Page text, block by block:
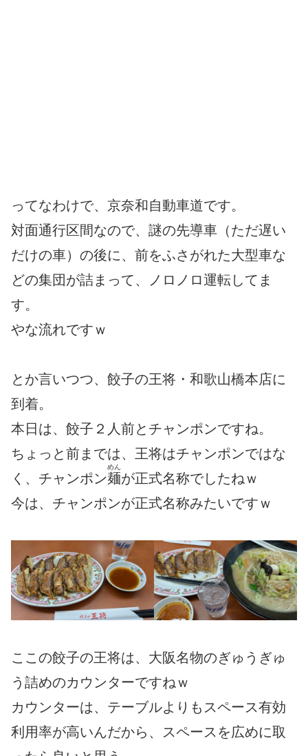
ってなわけで、京奈和自動車道です。
対面通行区間なので、謎の先導車（ただ遅い
だけの車）の後に、前をふさがれた大型車な
どの集団が詰まって、ノロノロ運転してま
す。
やな流れですｗ
とか言いつつ、餃子の王将・和歌山橋本店に
到着。
本日は、餃子２人前とチャンポンですね。
ちょっと前までは、王将はチャンポンではな
く、チャンポン麺
めん
が正式名称でしたねｗ
今は、チャンポンが正式名称みたいですｗ
ここの餃子の王将は、大阪名物のぎゅうぎゅ
う詰めのカウンターですねｗ
カウンターは、テーブルよりもスペース有効
利用率が高いんだから、スペースを広めに取